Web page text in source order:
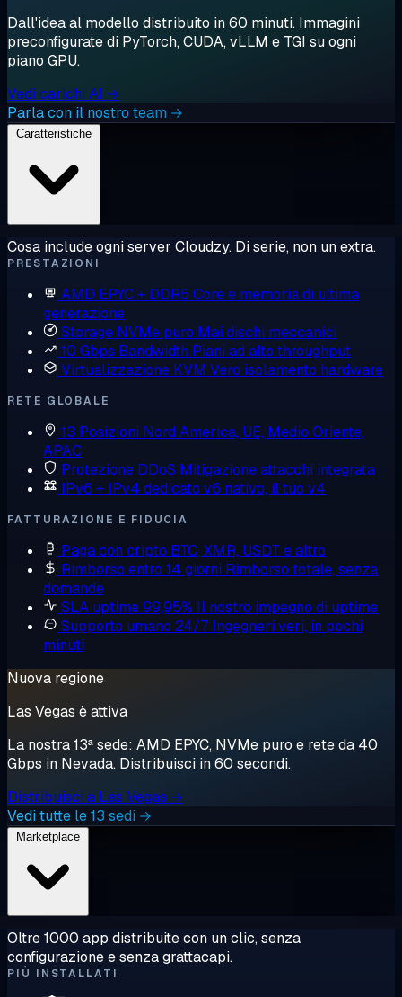
Dall'idea al modello distribuito in 60 minuti. Immagini
preconfigurate di PyTorch, CUDA, vLLM e TGI su ogni
piano GPU.
Vedi carichi AI →
Parla con il nostro team →
Cosa include ogni server Cloudzy. Di serie, non un extra.
PRESTAZIONI
AMD EPYC + DDR5 Core e memoria di ultima
generazione
Storage NVMe puro Mai dischi meccanici
10 Gbps Bandwidth Piani ad alto throughput
Virtualizzazione KVM Vero isolamento hardware
RETE GLOBALE
13 Posizioni Nord America, UE, Medio Oriente,
APAC
Protezione DDoS Mitigazione attacchi integrata
IPv6 + IPv4 dedicato v6 nativo, il tuo v4
FATTURAZIONE E FIDUCIA
Paga con cripto BTC, XMR, USDT e altro
Rimborso entro 14 giorni Rimborso totale, senza
domande
SLA uptime 99,95% Il nostro impegno di uptime
Supporto umano 24/7 Ingegneri veri, in pochi
minuti
Nuova regione
Las Vegas è attiva
La nostra 13ª sede: AMD EPYC, NVMe puro e rete da 40
Gbps in Nevada. Distribuisci in 60 secondi.
Distribuisci a Las Vegas →
Vedi tutte le 13 sedi →
Oltre 1000 app distribuite con un clic, senza
configurazione e senza grattacapi.
PIÙ INSTALLATI